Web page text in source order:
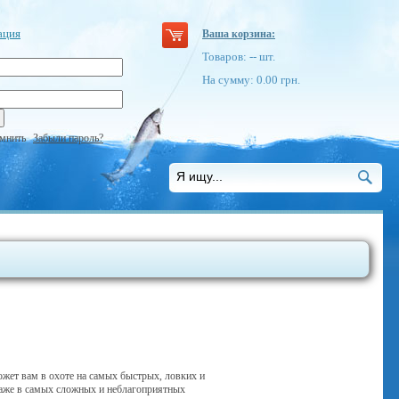
Забыли пароль?
Ваша корзина:
Товаров: -- шт.
На сумму: 0.00 грн.
вам в охоте на самых быстрых, ловких и
в самых сложных и неблагоприятных